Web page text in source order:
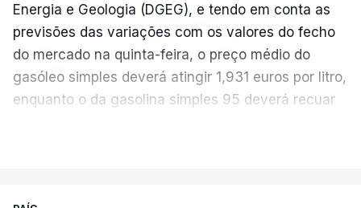
Energia e Geologia (DGEG), e tendo em conta as
previsões das variações com os valores do fecho
do mercado na quinta-feira, o preço médio do
gasóleo simples deverá atingir 1,931 euros por litro,
enquanto o da gasolina simples 95 deverá recuar